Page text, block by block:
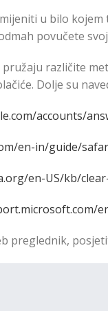
u bilo
povučete
različite
Dolje su
accounts/
en-in/guide/
en-US/kb/
preglednik,